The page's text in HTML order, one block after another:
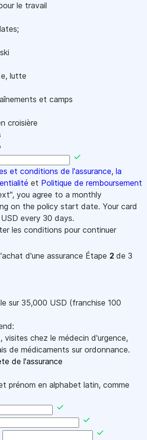
le travail
lutte
et camps
croisière
et conditions de l'assurance, la
et Politique de remboursement
you agree to a monthly
on the policy start date. Your card
USD every 30 days.
les conditions pour continuer
d'une assurance Étape 2 de 3
sur 35,000 USD (franchise 100
visites chez le médecin d'urgence,
de médicaments sur ordonnance.
de l'assurance
prénom en alphabet latin, comme